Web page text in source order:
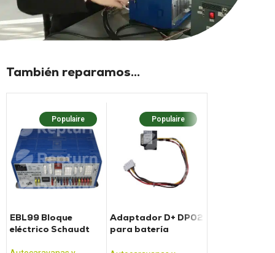
También reparamos...
Populaire
EBL99 Bloque
eléctrico Schaudt
Populaire
Adaptador D+ DP02
para batería